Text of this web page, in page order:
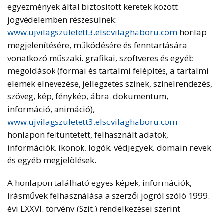
egyezmények által biztosított keretek között
jogvédelemben részesülnek:
www.ujvilagszuletett3.elsovilaghaboru.com honlap
megjelenítésére, működésére és fenntartására
vonatkozó műszaki, grafikai, szoftveres és egyéb
megoldások (formai és tartalmi felépítés, a tartalmi
elemek elnevezése, jellegzetes színek, színelrendezés,
szöveg, kép, fénykép, ábra, dokumentum,
információ, animáció),
www.ujvilagszuletett3.elsovilaghaboru.com
honlapon feltüntetett, felhasznált adatok,
információk, ikonok, logók, védjegyek, domain nevek
és egyéb megjelölések.
A honlapon található egyes képek, információk,
írásművek felhasználása a szerzői jogról szóló 1999.
évi LXXVI. törvény (Szjt.) rendelkezései szerint